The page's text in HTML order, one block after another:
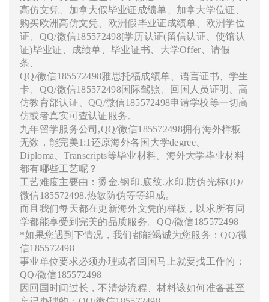
高仿文凭、加拿大假毕业证成绩单、加拿大学位证、
购买欧洲高仿文凭、欧洲假毕业证成绩单、欧洲学位
证、QQ/微信185572498[学历认证(留信认证、使馆认
证)毕业证、成绩单、毕业证书、大学Offer、请假
条、
QQ/微信185572498雅思托福成绩单、语言证书、学生
卡、QQ/微信185572498国际驾照、回国人员证明、高
仿教育部认证、QQ/微信185572498申请学校等一切高
仿或者真实可查认证服务。
九年留学服务公司,QQ/微信185572498拥有海外样板
无数，能完美1:1还原海外各国大学degree、
Diploma、Transcripts等毕业材料。海外大学毕业材料
都有哪些工艺呢？
工艺难度主要由：烫金.钢印.底纹.水印.防伪光标QQ/
微信185572498.热敏防伪等等组成。
而且我们每天都在更新海外文凭的样板，以求所有同
学都能享受到完美的品质服务。QQ/微信185572498
*如果您遇到下情况，我们都能竭诚为您服务：QQ/微
信185572498
事业单位要求必须办理或者回国马上就要找工作的；
QQ/微信185572498
因回国时间过长，不清楚流程、材料该如何准备甚至